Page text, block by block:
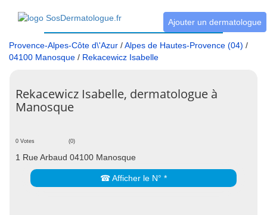
Ajouter un dermatologue
Provence-Alpes-Côte d\'Azur /Alpes de Hautes-Provence (04) /
04100 Manosque / Rekacewicz Isabelle
Rekacewicz Isabelle, dermatologue à
Manosque
0 Votes (0)
1 Rue Arbaud 04100 Manosque
☎ Afficher le N° *